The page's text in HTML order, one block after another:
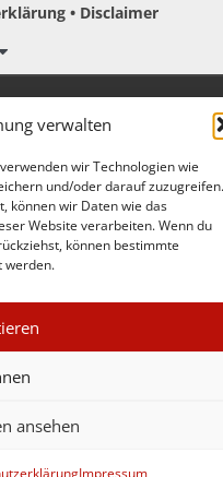
verwalten
wir Technologien wie
und/oder darauf zuzugreifen.
können wir Daten wie das
Website verarbeiten. Wenn du
können bestimmte
werden.
ansehen
Impressum
Disclaimer
kostenlos
4 Wochen
×